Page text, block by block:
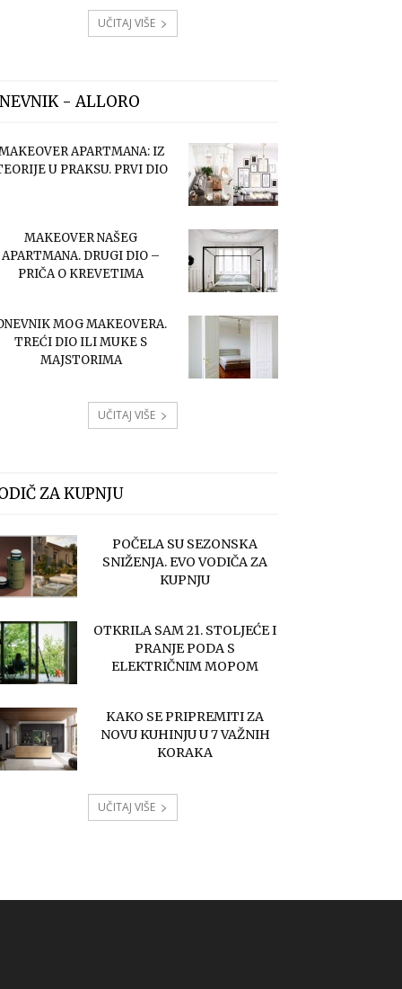
UČITAJ VIŠE
- ALLORO
APARTMANA: IZ
U PRAKSU. PRVI DIO
MAKEOVER NAŠEG
APARTMANA. DRUGI DIO –
PRIČA O KREVETIMA
MOG MAKEOVERA.
TREĆI DIO ILI MUKE S
MAJSTORIMA
UČITAJ VIŠE
ZA KUPNJU
POČELA SU SEZONSKA
SNIŽENJA. EVO VODIČA ZA
KUPNJU
OTKRILA SAM 21. STOLJEĆE I
PRANJE PODA S
ELEKTRIČNIM MOPOM
KAKO SE PRIPREMITI ZA
NOVU KUHINJU U 7 VAŽNIH
KORAKA
UČITAJ VIŠE